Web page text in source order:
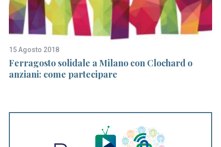
15 Agosto 2018
Ferragosto solidale a Milano con Clochard o
anziani: come partecipare